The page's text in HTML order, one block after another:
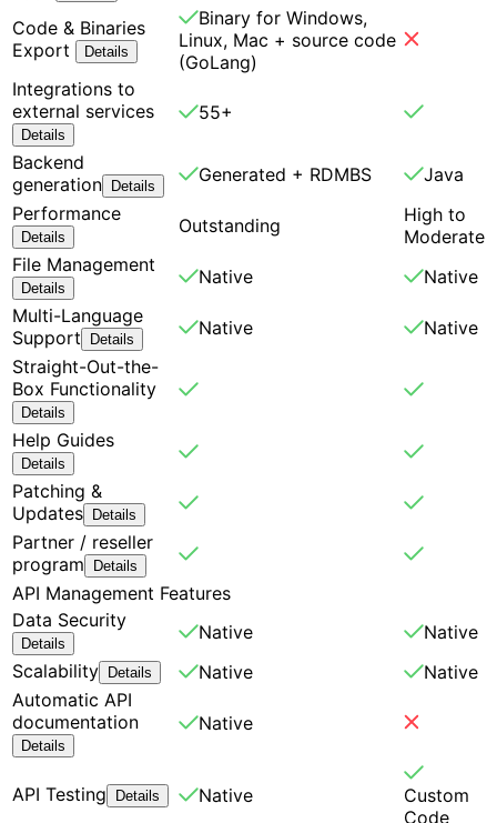
Code & Binaries
Export
Details
Binary for Windows,
Linux, Mac + source code
(GoLang)
Integrations to
external services
Details
55+
Backend
generation Details
Generated + RDMBS
Java
Performance
Details
Outstanding
High to
Moderate
File Management
Details
Native
Native
Multi-Language
Support
Details
Native
Native
Straight-Out-the-
Box Functionality
Details
Help Guides
Details
Patching &
Updates Details
Partner / reseller
program
Details
API Management Features
Data Security
Details
Native
Native
Scalability Details Native
Native
Automatic API
documentation
Details
Native
API Testing Details Native
Custom
Code